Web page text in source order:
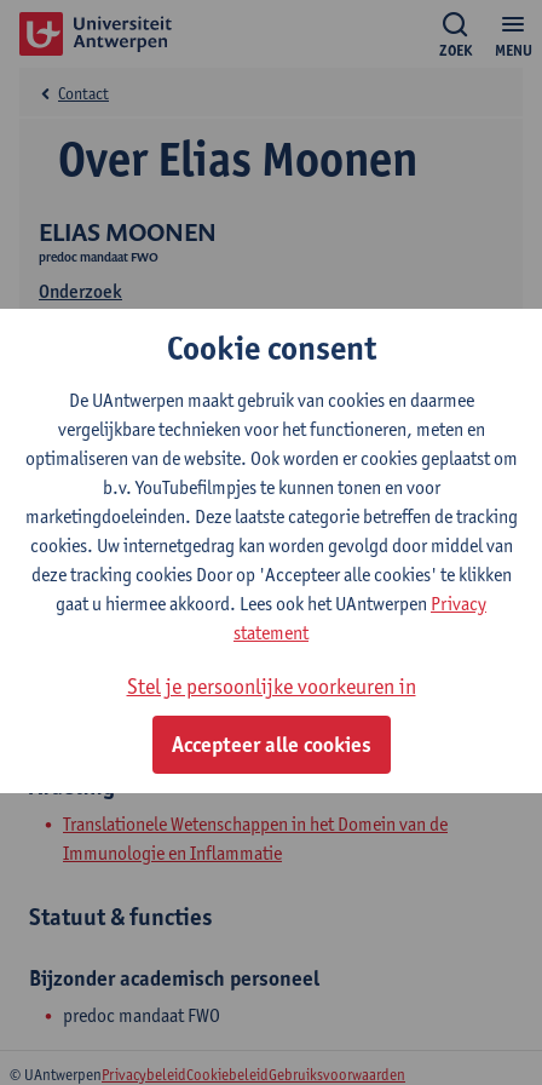
MENU
ZOEK
ELIAS MOONEN
predoc mandaat FWO
Onderzoek
Over Elias Moonen
Contact
Contact
Toon e-mailadres
+3232651212
Afdeling
Translationele Wetenschappen in het Domein van de
Immunologie en Inflammatie
Statuut & functies
Bijzonder academisch personeel
predoc mandaat FWO
© UAntwerpenPrivacybeleidCookiebeleidGebruiksvoorwaarden
Cookie consent
De UAntwerpen maakt gebruik van cookies en daarmee
vergelijkbare technieken voor het functioneren, meten en
optimaliseren van de website. Ook worden er cookies geplaatst om
b.v. YouTubefilmpjes te kunnen tonen en voor
marketingdoeleinden. Deze laatste categorie betreffen de tracking
cookies. Uw internetgedrag kan worden gevolgd door middel van
deze tracking cookies Door op 'Accepteer alle cookies' te klikken
gaat u hiermee akkoord. Lees ook het UAntwerpen Privacy
statement
Stel je persoonlijke voorkeuren in
Accepteer alle cookies